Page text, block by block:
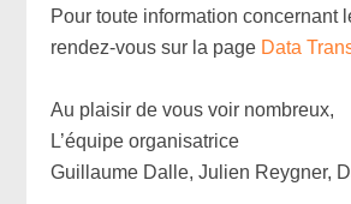
Pour toute information concernant
rendez-vous sur la page Data
Au plaisir de vous voir nombreux,
L’équipe organisatrice
Guillaume Dalle, Julien Reygner,